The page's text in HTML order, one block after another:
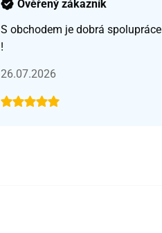
Ověřený zákazník
S obchodem je dobrá spolupráce
!
26.07.2026